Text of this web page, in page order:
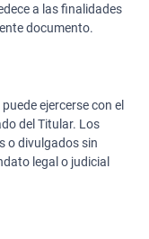
a las finalidades
documento.
ejercerse con el
del Titular. Los
o divulgados sin
legal o judicial